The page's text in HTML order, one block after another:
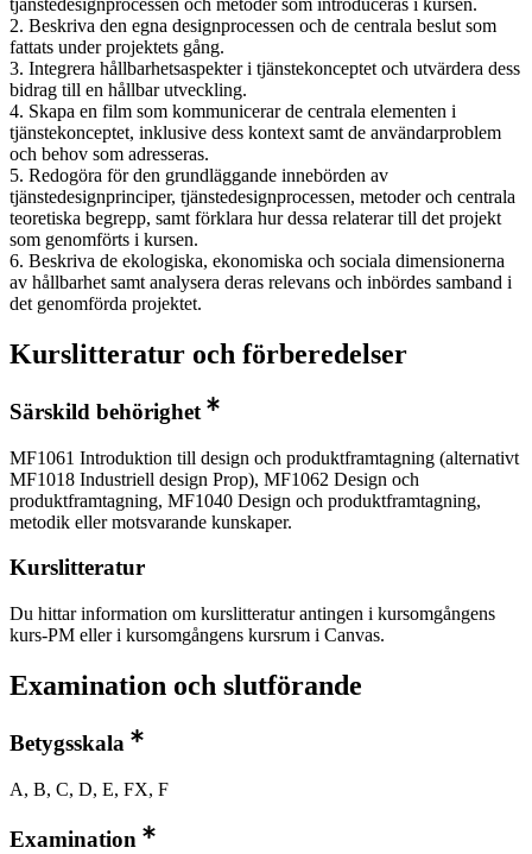
2. Beskriva den egna designprocessen och de centrala beslut som
fattats under projektets gång.
3. Integrera hållbarhetsaspekter i tjänstekonceptet och utvärdera dess
bidrag till en hållbar utveckling.
4. Skapa en film som kommunicerar de centrala elementen i
tjänstekonceptet, inklusive dess kontext samt de användarproblem
och behov som adresseras.
5. Redogöra för den grundläggande innebörden av
tjänstedesignprinciper, tjänstedesignprocessen, metoder och centrala
teoretiska begrepp, samt förklara hur dessa relaterar till det projekt
som genomförts i kursen.
6. Beskriva de ekologiska, ekonomiska och sociala dimensionerna
av hållbarhet samt analysera deras relevans och inbördes samband i
det genomförda projektet.
Kurslitteratur och förberedelser
Särskild behörighet
MF1061 Introduktion till design och produktframtagning (alternativt
MF1018 Industriell design Prop), MF1062 Design och
produktframtagning, MF1040 Design och produktframtagning,
metodik eller motsvarande kunskaper.
Kurslitteratur
Du hittar information om kurslitteratur antingen i kursomgångens
kurs-PM eller i kursomgångens kursrum i Canvas.
Examination och slutförande
Betygsskala
A, B, C, D, E, FX, F
Examination